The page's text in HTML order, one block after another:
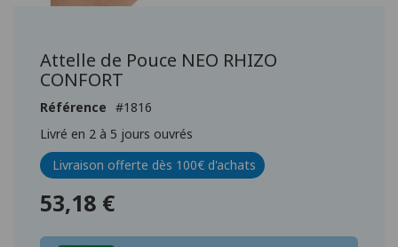
Galerie
Attelle de Pouce NEO RHIZO
CONFORT
Référence
1816
Livré en 2 à 5 jours ouvrés
Livraison offerte dès 100€ d'achats
53,18 €